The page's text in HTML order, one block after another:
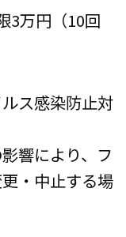
3万円（10回
ス感染防止対
響により、フ
・中止する場